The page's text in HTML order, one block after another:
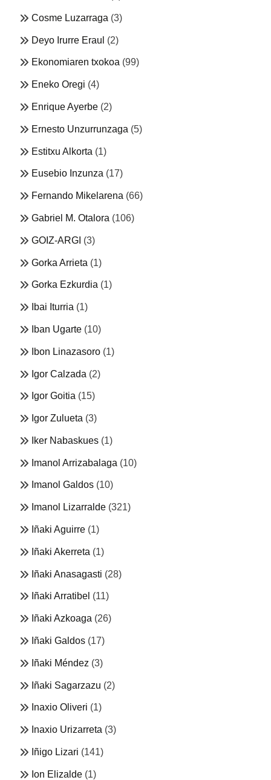
Cosme Luzarraga (3)
Deyo Irurre Eraul (2)
Ekonomiaren txokoa (99)
Eneko Oregi (4)
Enrique Ayerbe (2)
Ernesto Unzurrunzaga (5)
Estitxu Alkorta (1)
Eusebio Inzunza (17)
Fernando Mikelarena (66)
Gabriel M. Otalora (106)
GOIZ-ARGI (3)
Gorka Arrieta (1)
Gorka Ezkurdia (1)
Ibai Iturria (1)
Iban Ugarte (10)
Ibon Linazasoro (1)
Igor Calzada (2)
Igor Goitia (15)
Igor Zulueta (3)
Iker Nabaskues (1)
Imanol Arrizabalaga (10)
Imanol Galdos (10)
Imanol Lizarralde (321)
Iñaki Aguirre (1)
Iñaki Akerreta (1)
Iñaki Anasagasti (28)
Iñaki Arratibel (11)
Iñaki Azkoaga (26)
Iñaki Galdos (17)
Iñaki Méndez (3)
Iñaki Sagarzazu (2)
Inaxio Oliveri (1)
Inaxio Urizarreta (3)
Iñigo Lizari (141)
Ion Elizalde (1)